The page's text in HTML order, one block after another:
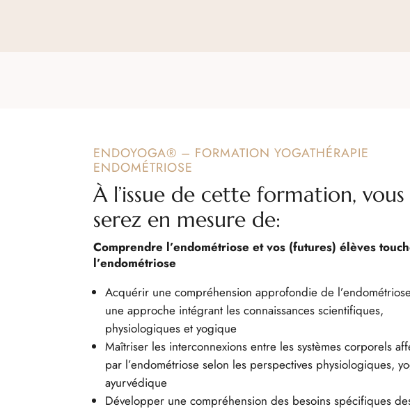
ENDOYOGA® – FORMATION YOGATHÉRAPIE
ENDOMÉTRIOSE
À l’issue de cette formation, vous
serez en mesure de:
Comprendre l’endométriose et vos (futures) élèves
l’endométriose
Acquérir une compréhension approfondie de
une approche intégrant les connaissances scientifiques,
physiologiques et yogique
Maîtriser les interconnexions entre les systèmes corporels
par l’endométriose selon les perspectives physiologiques,
ayurvédique
Développer une compréhension des besoins spécifiques